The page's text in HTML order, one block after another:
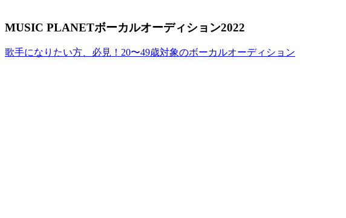
MUSIC PLANETボーカルオーディション2022
歌手になりたい方、必見！20〜49歳対象のボーカルオーディション